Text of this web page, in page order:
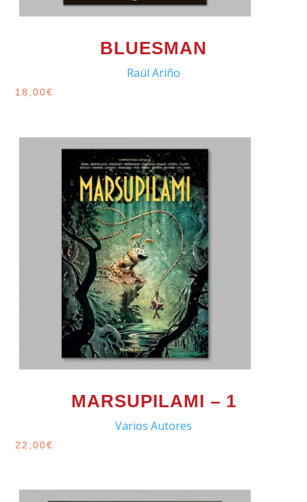
BLUESMAN
Raúl Ariño
18,00€
MARSUPILAMI – 1
Varios Autores
22,00€